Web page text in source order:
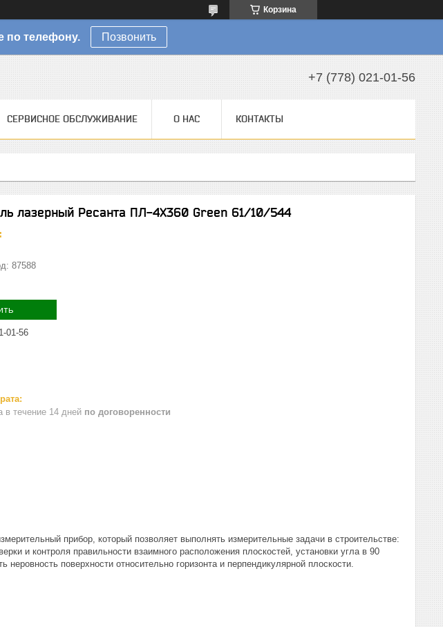
Корзина
по телефону. Позвонить
+7 (778) 021-01-56
СЕРВИСНОЕ ОБСЛУЖИВАНИЕ О НАС КОНТАКТЫ
лазерный Ресанта ПЛ-4Х360 Green 61/10/544
87588
01-56
в течение 14 дней по договоренности
прибор, который позволяет выполнять измерительные задачи в строительстве:
и контроля правильности взаимного расположения плоскостей, установки угла в 90
поверхности относительно горизонта и перпендикулярной плоскости.